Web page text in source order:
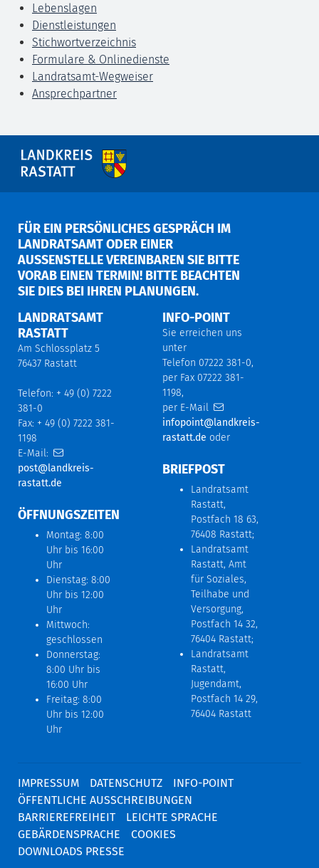
Lebenslagen
Dienstleistungen
Stichwortverzeichnis
Formulare & Onlinedienste
Landratsamt-Wegweiser
Ansprechpartner
FÜR EIN PERSÖNLICHES GESPRÄCH IM
LANDRATSAMT ODER EINER
AUSSENSTELLE VEREINBAREN SIE BITTE V
ORAB EINEN TERMIN! BITTE BEACHTEN S
IE DIES BEI IHREN PLANUNGEN.
LANDRATSAMT
RASTATT
Am Schlossplatz 5
76437 Rastatt
Telefon: + 49 (0) 7222
381-0
Fax: + 49 (0) 7222 381-
1198
E-Mail:
post@landkreis-
rastatt.de
ÖFFNUNGSZEITEN
Montag: 8:00
Uhr bis 16:00
Uhr
Dienstag: 8:00
Uhr bis 12:00
Uhr
Mittwoch:
geschlossen
Donnerstag:
8:00 Uhr bis
16:00 Uhr
Freitag: 8:00
Uhr bis 12:00
Uhr
INFO-POINT
Sie erreichen uns
unter
Telefon 07222 381-0,
per Fax 07222 381-
1198,
per E-Mail
infopoint@landkreis-
rastatt.de oder
BRIEFPOST
Landratsamt
Rastatt,
Postfach 18 63,
76408 Rastatt;
Landratsamt
Rastatt, Amt
für Soziales,
Teilhabe und
Versorgung,
Postfach 14 32,
76404 Rastatt;
Landratsamt
Rastatt,
Jugendamt,
Postfach 14 29,
76404 Rastatt
IMPRESSUM DATENSCHUTZ
INFO-POINT
ÖFFENTLICHE AUSSCHREIBUNGEN
BARRIEREFREIHEIT
LEICHTE SPRACHE
GEBÄRDENSPRACHE
COOKIES
DOWNLOADS PRESSE